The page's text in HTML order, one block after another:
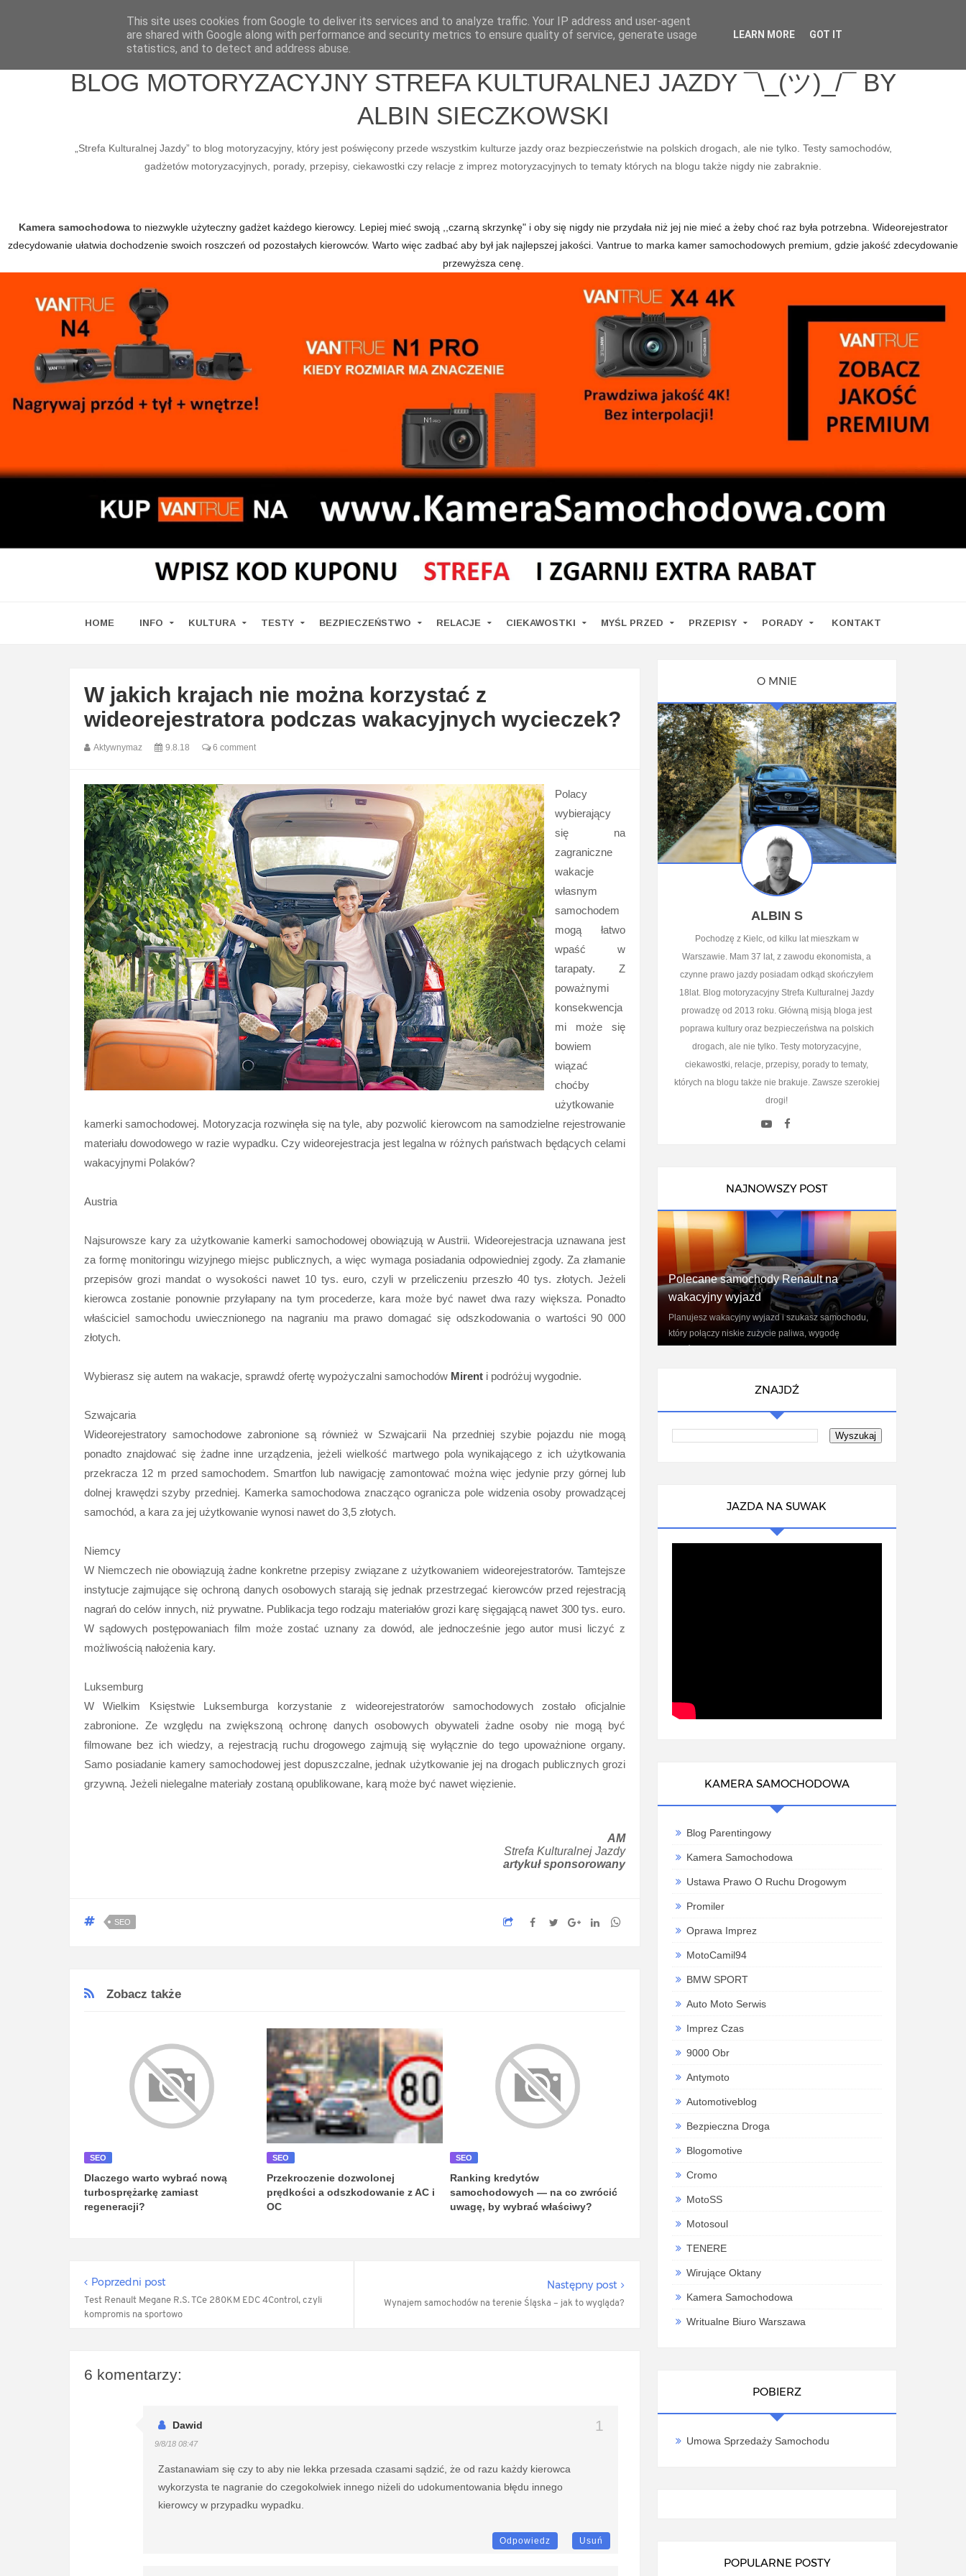
Wlepy Media O mnie Kontakt / Współpraca
BLOG MOTORYZACYJNY STREFA KULTURALNEJ JAZDY ¯\_(ツ)_/¯ BY
ALBIN SIECZKOWSKI
„Strefa Kulturalnej Jazdy” to blog motoryzacyjny, który jest poświęcony przede wszystkim kulturze jazdy oraz bezpieczeństwie na polskich drogach, ale nie tylko. Testy samochodów,
gadżetów motoryzacyjnych, porady, przepisy, ciekawostki czy relacje z imprez motoryzacyjnych to tematy których na blogu także nigdy nie zabraknie.
Kamera samochodowato niezwykle użyteczny gadżet każdego kierowcy. Lepiej mieć swoją ,,czarną skrzynkę" i oby się nigdy nie przydała niż jej nie mieć a żeby choć raz była potrzebna. Wideorejestrator
zdecydowanie ułatwia dochodzenie swoich roszczeń od pozostałych kierowców. Warto więc zadbać aby był jak najlepszej jakości. Vantrue to marka kamer samochodowych premium, gdzie jakość zdecydowanie
przewyższa cenę.
HOME INFO KULTURA TESTY BEZPIECZEŃSTWO RELACJE CIEKAWOSTKI MYŚL PRZED PRZEPISY PORADY KONTAKT
W jakich krajach nie można korzystać z
wideorejestratora podczas wakacyjnych wycieczek?
Aktywnymaz 9.8.18 6 comment
Polacy
wybierający
się na
zagraniczne
wakacje
własnym
samochodem
mogą łatwo
wpaść w
tarapaty. Z
poważnymi
konsekwencja
mi może się
bowiem
wiązać
choćby
użytkowanie
kamerki samochodowej. Motoryzacja rozwinęła się na tyle, aby pozwolić kierowcom na samodzielne rejestrowanie
materiału dowodowego w razie wypadku. Czy wideorejestracja jest legalna w różnych państwach będących celami
wakacyjnymi Polaków?
Austria
Najsurowsze kary za użytkowanie kamerki samochodowej obowiązują w Austrii. Wideorejestracja uznawana jest
za formę monitoringu wizyjnego miejsc publicznych, a więc wymaga posiadania odpowiedniej zgody. Za złamanie
przepisów grozi mandat o wysokości nawet 10 tys. euro, czyli w przeliczeniu przeszło 40 tys. złotych. Jeżeli
kierowca zostanie ponownie przyłapany na tym procederze, kara może być nawet dwa razy większa. Ponadto
właściciel samochodu uwiecznionego na nagraniu ma prawo domagać się odszkodowania o wartości 90 000
złotych.
Wybierasz się autem na wakacje, sprawdź ofertę wypożyczalni samochodów Mirent i podróżuj wygodnie.
Szwajcaria
Wideorejestratory samochodowe zabronione są również w Szwajcarii Na przedniej szybie pojazdu nie mogą
ponadto znajdować się żadne inne urządzenia, jeżeli wielkość martwego pola wynikającego z ich użytkowania
przekracza 12 m przed samochodem. Smartfon lub nawigację zamontować można więc jedynie przy górnej lub
dolnej krawędzi szyby przedniej. Kamerka samochodowa znacząco ogranicza pole widzenia osoby prowadzącej
samochód, a kara za jej użytkowanie wynosi nawet do 3,5 złotych.
Niemcy
W Niemczech nie obowiązują żadne konkretne przepisy związane z użytkowaniem wideorejestratorów. Tamtejsze
instytucje zajmujące się ochroną danych osobowych starają się jednak przestrzegać kierowców przed rejestracją
nagrań do celów innych, niż prywatne. Publikacja tego rodzaju materiałów grozi karę sięgającą nawet 300 tys. euro.
W sądowych postępowaniach film może zostać uznany za dowód, ale jednocześnie jego autor musi liczyć z
możliwością nałożenia kary.
Luksemburg
W Wielkim Księstwie Luksemburga korzystanie z wideorejestratorów samochodowych zostało oficjalnie
zabronione. Ze względu na zwiększoną ochronę danych osobowych obywateli żadne osoby nie mogą być
filmowane bez ich wiedzy, a rejestracją ruchu drogowego zajmują się wyłącznie do tego upoważnione organy.
Samo posiadanie kamery samochodowej jest dopuszczalne, jednak użytkowanie jej na drogach publicznych grozi
grzywną. Jeżeli nielegalne materiały zostaną opublikowane, karą może być nawet więzienie.
AM
Strefa Kulturalnej Jazdy
artykuł sponsorowany
SEO
Zobacz także
SEO
Dlaczego warto wybrać nową
turbosprężarkę zamiast
regeneracji?
SEO
Przekroczenie dozwolonej
prędkości a odszkodowanie z AC i
OC
SEO
Ranking kredytów
samochodowych — na co zwrócić
uwagę, by wybrać właściwy?
Następny post
Wynajem samochodów na terenie Śląska – jak to wygląda?
Poprzedni post
Test Renault Megane R.S. TCe 280KM EDC 4Control, czyli
kompromis na sportowo
6 komentarzy:
Dawid
9/8/18 08:47
Zastanawiam się czy to aby nie lekka przesada czasami sądzić, że od razu każdy kierowca
wykorzysta te nagranie do czegokolwiek innego niżeli do udokumentowania błędu innego
kierowcy w przypadku wypadku.
Odpowiedz Usuń
O MNIE
ALBIN S
Pochodzę z Kielc, od kilku lat mieszkam w
Warszawie. Mam 37 lat, z zawodu ekonomista, a
czynne prawo jazdy posiadam odkąd skończyłem
18lat. Blog motoryzacyjny Strefa Kulturalnej Jazdy
prowadzę od 2013 roku. Główną misją bloga jest
poprawa kultury oraz bezpieczeństwa na polskich
drogach, ale nie tylko. Testy motoryzacyjne,
ciekawostki, relacje, przepisy, porady to tematy,
których na blogu także nie brakuje. Zawsze szerokiej
drogi!
NAJNOWSZY POST
Polecane samochody Renault na
wakacyjny wyjazd
Planujesz wakacyjny wyjazd i szukasz samochodu,
który połączy niskie zużycie paliwa, wygodę
ZNAJDŹ
JAZDA NA SUWAK
KAMERA SAMOCHODOWA
Blog Parentingowy
Kamera Samochodowa
Ustawa Prawo O Ruchu Drogowym
Promiler
Oprawa Imprez
MotoCamil94
BMW SPORT
Auto Moto Serwis
Imprez Czas
9000 Obr
Antymoto
Automotiveblog
Bezpieczna Droga
Blogomotive
Cromo
MotoSS
Motosoul
TENERE
Wirujące Oktany
Kamera Samochodowa
Writualne Biuro Warszawa
POBIERZ
Umowa Sprzedaży Samochodu
POPULARNE POSTY
This site uses cookies from Google to deliver its services and to analyze traffic. Your IP address and user-agent
are shared with Google along with performance and security metrics to ensure quality of service, generate usage
statistics, and to detect and address abuse.
LEARN MORE GOT IT